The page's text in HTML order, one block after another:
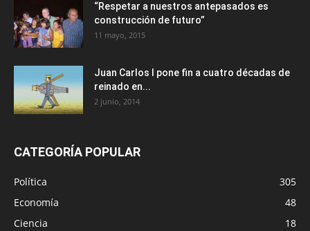
“Respetar a nuestros antepasados es
construcción de futuro”
11 mayo, 2015
Juan Carlos I pone fin a cuatro décadas de
reinado en...
2 junio, 2014
CATEGORÍA POPULAR
Política
305
Economía
48
Ciencia
18